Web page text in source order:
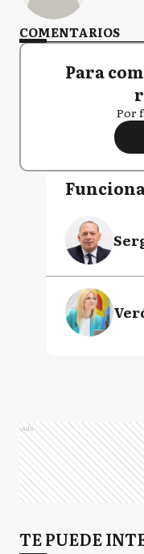
COMENTARIOS
Para
Por
Ads
TE PUEDE